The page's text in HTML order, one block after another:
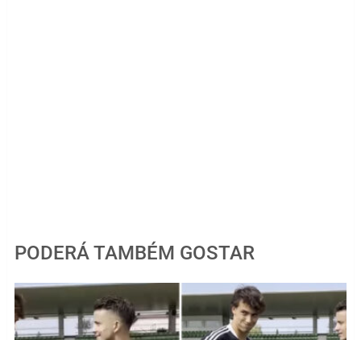
PODERÁ TAMBÉM GOSTAR